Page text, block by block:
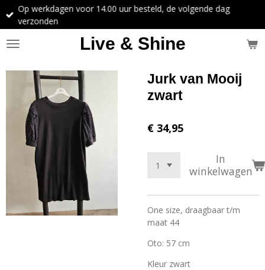
Ga
direct
de
Live & Shine
Op werkdagen voor 14.00 uur besteld, de volgende dag
verzonden
Jurk van Mooij
zwart
€ 34,95
In
winkelwagen
One size, draagbaar t/m
maat 44
Oto: 57 cm
Kleur zwart